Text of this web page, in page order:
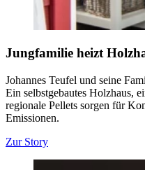
Jungfamilie heizt
Johannes Teufel und seine
Ein selbstgebautes Holzhaus,
regionale Pellets sorgen für
Emissionen.
Zur Story